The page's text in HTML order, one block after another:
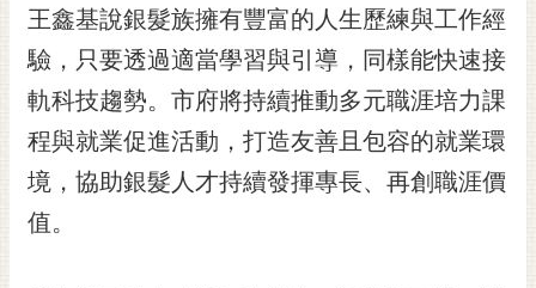
訂
閱
RSS
訂
閱
電
子
王鑫基說銀髮族擁有豐富的人生歷練與工作經
驗，只要透過適當學習與引導，同樣能快速接
軌科技趨勢。市府將持續推動多元職涯培力課
程與就業促進活動，打造友善且包容的就業環
境，協助銀髮人才持續發揮專長、再創職涯價
值。